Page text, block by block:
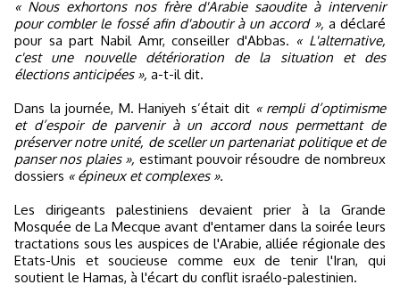
« Nous exhortons nos frère d'Arabie saoudite à intervenir
pour combler le fossé afin d'aboutir à un accord », a déclaré
pour sa part Nabil Amr, conseiller d'Abbas. « L'alternative,
c'est une nouvelle détérioration de la situation et des
élections anticipées », a-t-il dit.
Dans la journée, M. Haniyeh s’était dit « rempli d’optimisme
et d’espoir de parvenir à un accord nous permettant de
préserver notre unité, de sceller un partenariat politique et de
panser nos plaies », estimant pouvoir résoudre de nombreux
dossiers « épineux et complexes ».
Les dirigeants palestiniens devaient prier à la Grande
Mosquée de La Mecque avant d'entamer dans la soirée leurs
tractations sous les auspices de l'Arabie, alliée régionale des
Etats-Unis et soucieuse comme eux de tenir l'Iran, qui
soutient le Hamas, à l'écart du conflit israélo-palestinien.